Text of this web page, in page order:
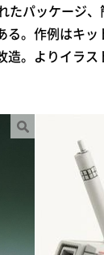
たパッケージ
る。作例はキ
造。よりイラ